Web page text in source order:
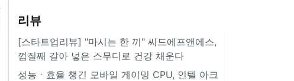
리뷰
[스타트업리뷰] "마시는 한 끼" 씨드에프앤에스,
껍질째 갈아 넣은 스무디로 건강 채운다
성능ㆍ효율 챙긴 모바일 게이밍 CPU, 인텔 아크